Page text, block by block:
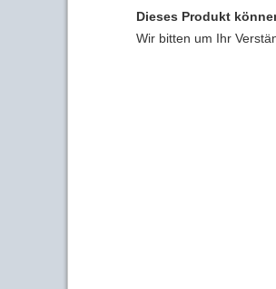
Dieses Produkt
Wir bitten um Ihr